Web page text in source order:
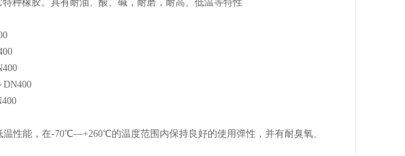
种橡胶。具有耐油、酸、碱，耐磨，耐高、低温等特性
DN400
性能，在-70℃—+260℃的温度范围内保持良好的使用弹性，并有耐臭氧、